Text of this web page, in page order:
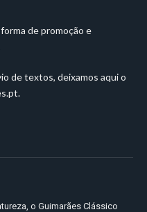
de promoção e
de textos, deixamos aqui o
.
o Guimarães Clássico